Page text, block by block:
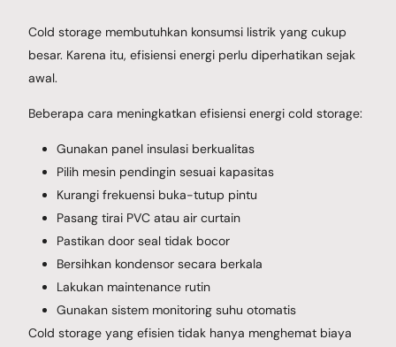
Cold storage membutuhkan konsumsi listrik yang cukup
besar. Karena itu, efisiensi energi perlu diperhatikan sejak
awal.
Beberapa cara meningkatkan efisiensi energi cold storage:
Gunakan panel insulasi berkualitas
Pilih mesin pendingin sesuai kapasitas
Kurangi frekuensi buka-tutup pintu
Pasang tirai PVC atau air curtain
Pastikan door seal tidak bocor
Bersihkan kondensor secara berkala
Lakukan maintenance rutin
Gunakan sistem monitoring suhu otomatis
Cold storage yang efisien tidak hanya menghemat biaya